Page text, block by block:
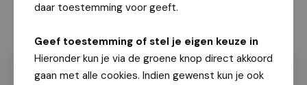
daar toestemming voor geeft.
Geef toestemming of stel je eigen keuze in
Hieronder kun je via de groene knop direct akkoord
gaan met alle cookies. Indien gewenst kun je ook